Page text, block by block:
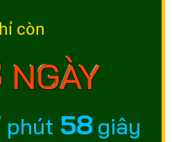
còn
NGÀY
phút 57giây